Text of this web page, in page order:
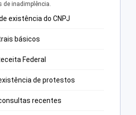
de inadimplência.
existência do CNPJ
básicos
Federal
de protestos
recentes